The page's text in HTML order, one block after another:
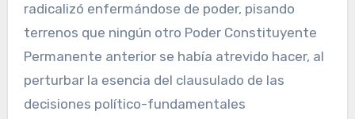
radicalizó enfermándose de poder, pisando
terrenos que ningún otro Poder Constituyente
Permanente anterior se había atrevido hacer, al
perturbar la esencia del clausulado de las
decisiones político-fundamentales